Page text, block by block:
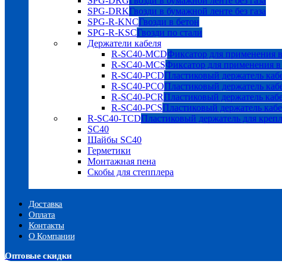
SPG-DRKГвозди в бумажной ленте без газа
SPG-R-KNCГвозди в бетон
SPG-R-KSCГвозди по стали
Держатели кабеля
R-SC40-MCDФиксатор для применения
R-SC40-MCSФиксатор для применения
R-SC40-PCDПластиковый держатель
R-SC40-PCOПластиковый держатель
R-SC40-PCRПластиковый держатель
R-SC40-PCSПластиковый держатель
R-SC40-TCDПластиковый держатель для
SC40
Шайбы SC40
Герметики
Монтажная пена
Скобы для степплера
Доставка
Оплата
Контакты
О Компании
Оптовые скидки